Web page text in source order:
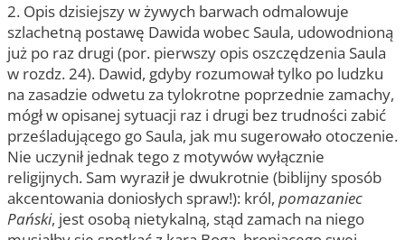
2. Opis dzisiejszy w żywych barwach odmalowuje
szlachetną postawę Dawida wobec Saula, udowodnioną
już po raz drugi (por. pierwszy opis oszczędzenia Saula
w rozdz. 24). Dawid, gdyby rozumował tylko po ludzku
na zasadzie odwetu za tylokrotne poprzednie zamachy,
mógł w opisanej sytuacji raz i drugi bez trudności zabić
prześladującego go Saula, jak mu sugerowało otoczenie.
Nie uczynił jednak tego z motywów wyłącznie
religijnych. Sam wyraził je dwukrotnie (biblijny sposób
akcentowania doniosłych spraw!): król, pomazaniec
Pański, jest osobą nietykalną, stąd zamach na niego